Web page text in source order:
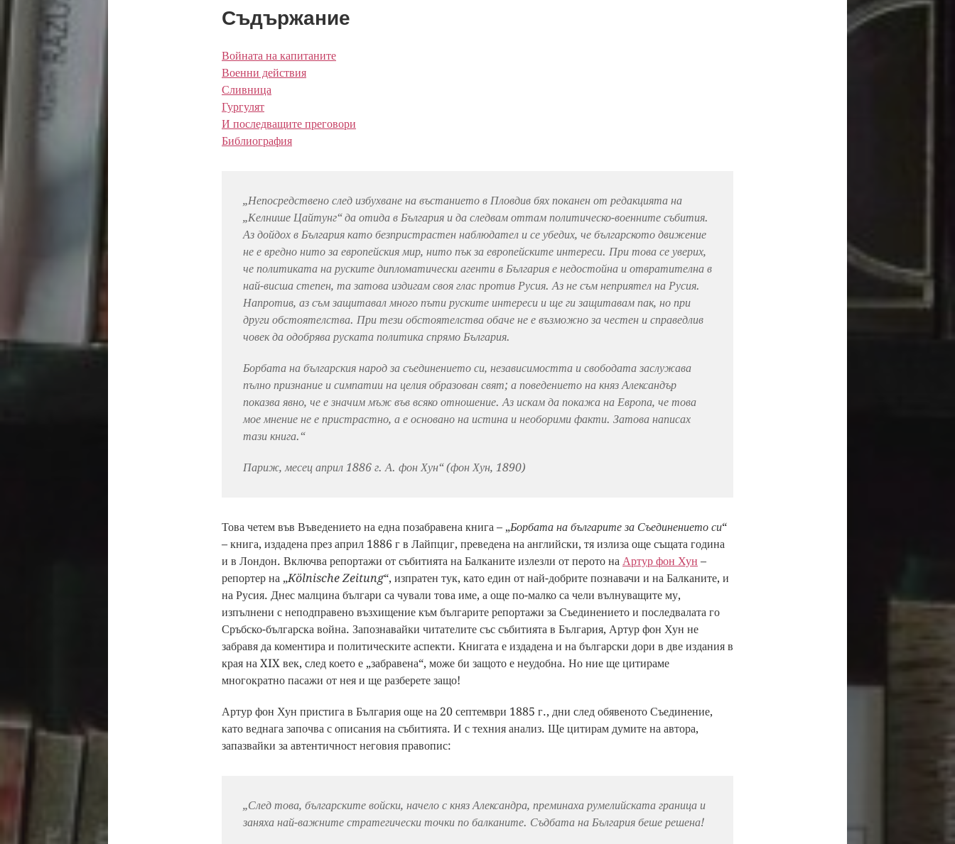
Съдържание
Войната на капитаните
Военни действия
Сливница
Гургулят
И последващите преговори
Библиография
„Непосредствено след избухване на въстанието в Пловдив бях поканен от редакцията на
„Келнише Цайтунг“ да отида в България и да следвам оттам политическо-военните събития.
Аз дойдох в България като безпристрастен наблюдател и се убедих, че българското движение
не е вредно нито за европейския мир, нито пък за европейските интереси. При това се уверих,
че политиката на руските дипломатически агенти в България е недостойна и отвратителна в
най-висша степен, та затова издигам своя глас против Русия. Аз не съм неприятел на Русия.
Напротив, аз съм защитавал много пъти руските интереси и ще ги защитавам пак, но при
други обстоятелства. При тези обстоятелства обаче не е възможно за честен и справедлив
човек да одобрява руската политика спрямо България.
Борбата на българския народ за съединението си, независимостта и свободата заслужава
пълно признание и симпатии на целия образован свят; а поведението на княз Александър
показва явно, че е значим мъж във всяко отношение. Аз искам да покажа на Европа, че това
мое мнение не е пристрастно, а е основано на истина и необорими факти. Затова написах
тази книга.“
Париж, месец април 1886 г. А. фон Хун“ (фон Хун, 1890)
Това четем във Въведението на една позабравена книга – „Борбата на българите за Съединението си“
– книга, издадена през април 1886 г в Лайпциг, преведена на английски, тя излиза още същата година
и в Лондон. Включва репортажи от събитията на Балканите излезли от перото на Артур фон Хун –
репортер на „Kölnische Zeitung“, изпратен тук, като един от най-добрите познавачи и на Балканите, и
на Русия. Днес малцина българи са чували това име, а още по-малко са чели вълнуващите му,
изпълнени с неподправено възхищение към българите репортажи за Съединението и последвалата го
Сръбско-българска война. Запознавайки читателите със събитията в България, Артур фон Хун не
забравя да коментира и политическите аспекти. Книгата е издадена и на български дори в две издания в
края на XIX век, след което е „забравена“, може би защото е неудобна. Но ние ще цитираме
многократно пасажи от нея и ще разберете защо!
Артур фон Хун пристига в България още на 20 септември 1885 г., дни след обявеното Съединение,
като веднага започва с описания на събитията. И с техния анализ. Ще цитирам думите на автора,
запазвайки за автентичност неговия правопис:
„След това, българските войски, начело с княз Александра, преминаха румелийската граница и
заняха най-важните стратегически точки по балканите. Съдбата на България беше решена!